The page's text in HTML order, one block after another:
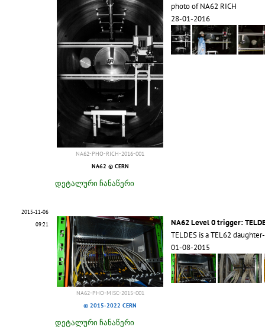
NA62-PHO-RICH-2016-001
NA62 © CERN
photo of NA62 RICH
28-01-2016
დეტალური ჩანაწერი
2015-11-06
09:21
NA62-PHO-MISC-2015-001
© 2015-2022 CERN
NA62 Level 0 trigger:
TELDES is a TEL62
01-08-2015
დეტალური ჩანაწერი